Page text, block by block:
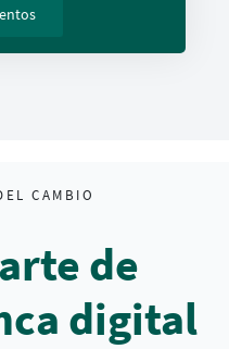
CAMBIO
de
digital